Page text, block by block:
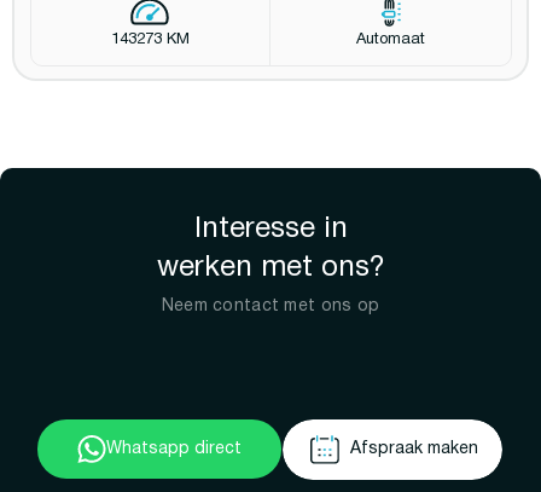
143273 KM Automaat
Interesse in
werken met ons?
Neem contact met ons op
Whatsapp direct Afspraak maken